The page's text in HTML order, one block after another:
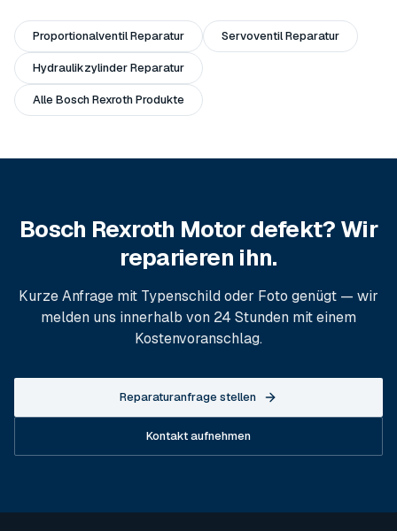
Proportionalventil Reparatur Servoventil Reparatur
Hydraulikzylinder Reparatur
Alle Bosch Rexroth Produkte
Bosch Rexroth Motor defekt? Wir
reparieren ihn.
Kurze Anfrage mit Typenschild oder Foto genügt — wir
melden uns innerhalb von 24 Stunden mit einem
Kostenvoranschlag.
Reparaturanfrage stellen
Kontakt aufnehmen